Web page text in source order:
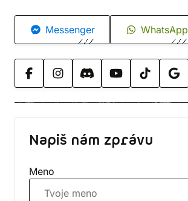
Messenger WhatsApp
Napiš nám zprávu
Meno